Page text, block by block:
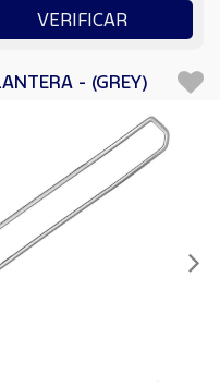
VERIFICAR
- (GREY)